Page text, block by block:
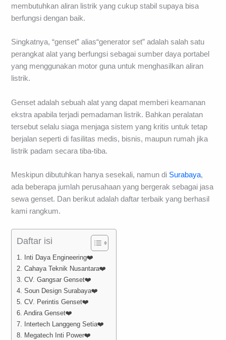
membutuhkan aliran listrik yang cukup stabil supaya bisa
berfungsi dengan baik.
Singkatnya, “genset” alias“generator set” adalah salah satu
perangkat alat yang berfungsi sebagai sumber daya portabel
yang menggunakan motor guna untuk menghasilkan aliran
listrik.
Genset adalah sebuah alat yang dapat memberi keamanan
ekstra apabila terjadi pemadaman listrik. Bahkan peralatan
tersebut selalu siaga menjaga sistem yang kritis untuk tetap
berjalan seperti di fasilitas medis, bisnis, maupun rumah jika
listrik padam secara tiba-tiba.
Meskipun dibutuhkan hanya sesekali, namun di Surabaya,
ada beberapa jumlah perusahaan yang bergerak sebagai jasa
sewa genset. Dan berikut adalah daftar terbaik yang berhasil
kami rangkum.
Daftar isi
1. Inti Daya Engineering❤️
2. Cahaya Teknik Nusantara❤️
3. CV. Gangsar Genset❤️
4. Soun Design Surabaya❤️
5. CV. Perintis Genset❤️
6. Andira Genset❤️
7. Intertech Langgeng Setia❤️
8. Megatech Inti Power❤️